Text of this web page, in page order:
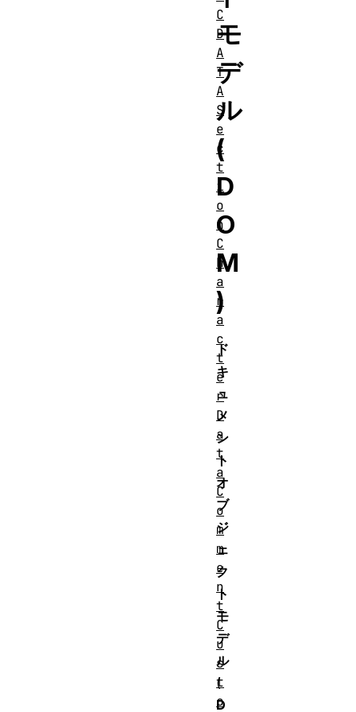
モ
デ
ル
(
D
O
M
)
ド
キ
ュ
メ
ン
ト
オ
ブ
ジ
ェ
ク
ト
モ
デ
ル
(
D
C
D
A
T
A
S
e
c
t
i
o
n
C
h
a
r
a
c
t
e
r
D
a
t
a
C
o
m
m
e
n
t
C
u
s
t
o